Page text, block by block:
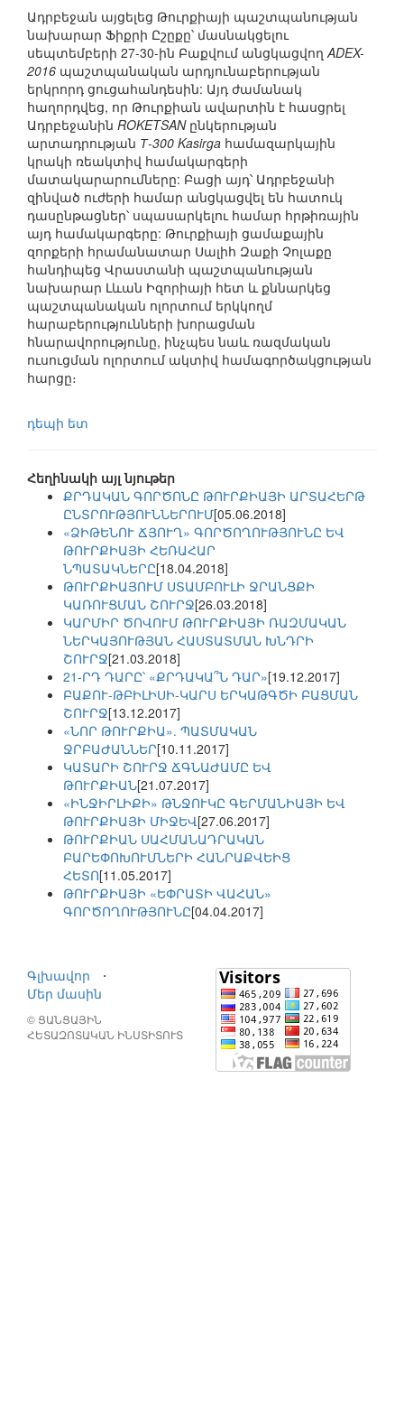
Ադրբեջան այցելեց Թուրքիայի պաշտպանության
նախարար Ֆիքրի Ըշըքը՝ մասնակցելու
սեպտեմբերի 27-30-ին Բաքվում անցկացվողADEX-
2016 պաշտպանական արդյունաբերության
երկրորդ ցուցահանդեսին: Այդ ժամանակ
հաղորդվեց, որ Թուրքիան ավարտին է հասցրել
Ադրբեջանին ROKETSANընկերության
արտադրության Т-300 Kasirga համազարկային
կրակի ռեակտիվ համակարգերի
մատակարարումները: Բացի այդ՝ Ադրբեջանի
զինված ուժերի համար անցկացվել են հատուկ
դասընթացներ՝ սպասարկելու համար հրթիռային
այդ համակարգերը: Թուրքիայի ցամաքային
զորքերի հրամանատար Սալիհ Զաքի Չոլաքը
հանդիպեց Վրաստանի պաշտպանության
նախարար Լևան Իզորիայի հետ և քննարկեց
պաշտպանական ոլորտում երկկողմ
հարաբերությունների խորացման
հնարավորությունը, ինչպես նաև ռազմական
ուսուցման ոլորտում ակտիվ համագործակցության
հարցը։
դեպի ետ
Հեղինակի այլ նյութեր
ՔՐԴԱԿԱՆ ԳՈՐԾՈՆԸ ԹՈՒՐՔԻԱՅԻ ԱՐՏԱՀԵՐԹ
ԸՆՏՐՈՒԹՅՈՒՆՆԵՐՈՒՄ[05.06.2018]
«ՁԻԹԵՆՈՒ ՃՅՈՒՂ» ԳՈՐԾՈՂՈՒԹՅՈՒՆԸ ԵՎ
ԹՈՒՐՔԻԱՅԻ ՀԵՌԱՀԱՐ
ՆՊԱՏԱԿՆԵՐԸ[18.04.2018]
ԹՈՒՐՔԻԱՅՈՒՄ ՍՏԱՄԲՈՒԼԻ ՋՐԱՆՑՔԻ
ԿԱՌՈՒՑՄԱՆ ՇՈՒՐՋ[26.03.2018]
ԿԱՐՄԻՐ ԾՈՎՈՒՄ ԹՈՒՐՔԻԱՅԻ ՌԱԶՄԱԿԱՆ
ՆԵՐԿԱՅՈՒԹՅԱՆ ՀԱՍՏԱՏՄԱՆ ԽՆԴՐԻ
ՇՈՒՐՋ[21.03.2018]
21-ՐԴ ԴԱՐԸ՝ «ՔՐԴԱԿԱ՞Ն ԴԱՐ»[19.12.2017]
ԲԱՔՈՒ-ԹԲԻԼԻՍԻ-ԿԱՐՍ ԵՐԿԱԹԳԾԻ ԲԱՑՄԱՆ
ՇՈՒՐՋ[13.12.2017]
«ՆՈՐ ԹՈՒՐՔԻԱ». ՊԱՏՄԱԿԱՆ
ՋՐԲԱԺԱՆՆԵՐ[10.11.2017]
ԿԱՏԱՐԻ ՇՈՒՐՋ ՃԳՆԱԺԱՄԸ ԵՎ
ԹՈՒՐՔԻԱՆ[21.07.2017]
«ԻՆՋԻՐԼԻՔԻ» ԹՆՋՈՒԿԸ ԳԵՐՄԱՆԻԱՅԻ ԵՎ
ԹՈՒՐՔԻԱՅԻ ՄԻՋԵՎ[27.06.2017]
ԹՈՒՐՔԻԱՆ ՍԱՀՄԱՆԱԴՐԱԿԱՆ
ԲԱՐԵՓՈԽՈՒՄՆԵՐԻ ՀԱՆՐԱՔՎԵԻՑ
ՀԵՏՈ[11.05.2017]
ԹՈՒՐՔԻԱՅԻ «ԵՓՐԱՏԻ ՎԱՀԱՆ»
ԳՈՐԾՈՂՈՒԹՅՈՒՆԸ[04.04.2017]
Գլխավոր
⋅
Մեր մասին
© ՑԱՆՑԱՅԻՆ
ՀԵՏԱԶՈՏԱԿԱՆ ԻՆՍՏԻՏՈՒՏ